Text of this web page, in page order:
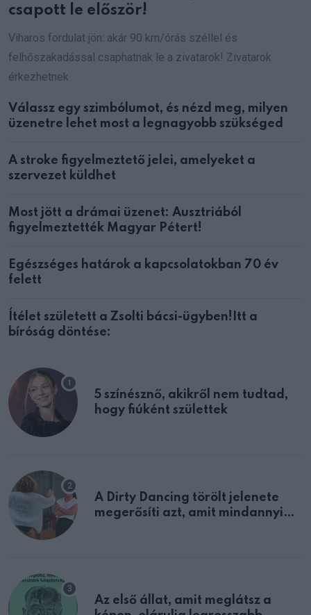
csapott le először!
Viharos fordulat jön: akár 90 km/órás széllel és
felhőszakadással csaphatnak le a zivatarok! Zivatarok
érkezhetnek
Válassz egy szimbólumot, és nézd meg, milyen
üzenetre lehet most a legnagyobb szükséged
A stroke figyelmeztető jelei, amelyeket a
szervezet küldhet
Most jött a drámai üzenet: Ausztriából
figyelmeztették Magyar Pétert!
Egészséges határok a kapcsolatokban 70 év
felett
Ítélet született a Zsolti bácsi-ügyben!Itt a
bíróság döntése:
5 színésznő, akikről nem tudtad,
hogy fiúként születtek
A Dirty Dancing törölt jelenete
megerősíti azt, amit mindannyian
Az első állat, amit meglátsz a